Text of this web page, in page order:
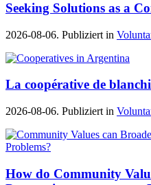
Seeking Solutions as a
2026-08-06. Publiziert in
La coopérative de
2026-08-06. Publiziert in
How do Community